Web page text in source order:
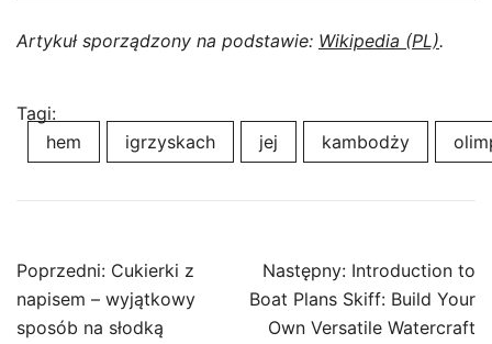
Artykuł sporządzony na podstawie: Wikipedia (PL).
Tagi:
hem
igrzyskach jej kambodży
Nawigacja
wpisu
Poprzedni: Cukierki z
napisem – wyjątkowy
sposób na słodką
Następny: Introduction to
Boat Plans Skiff: Build Your
Own Versatile Watercraft